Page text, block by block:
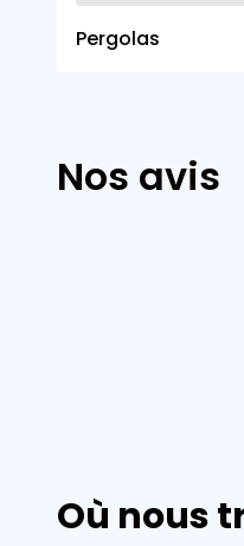
Pergolas
Nos avis
Où nous